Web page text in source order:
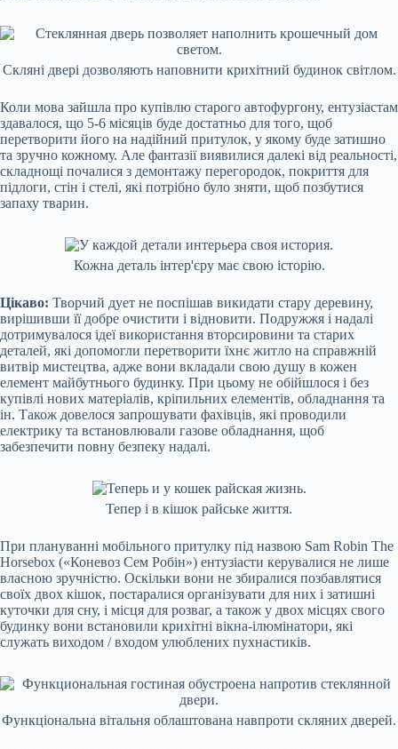
Скляні двері дозволяють наповнити крихітний будинок світлом.
Коли мова зайшла про купівлю старого автофургону, ентузіастам
здавалося, що 5-6 місяців буде достатньо для того, щоб
перетворити його на надійний притулок, у якому буде затишно
та зручно кожному. Але фантазії виявилися далекі від реальності,
складнощі почалися з демонтажу перегородок, покриття для
підлоги, стін і стелі, які потрібно було зняти, щоб позбутися
запаху тварин.
Кожна деталь інтер'єру має свою історію.
Цікаво: Творчий дует не поспішав викидати стару деревину,
вирішивши її добре очистити і відновити. Подружжя і надалі
дотримувалося ідеї використання вторсировини та старих
деталей, які допомогли перетворити їхнє житло на справжній
витвір мистецтва, адже вони вкладали свою душу в кожен
елемент майбутнього будинку. При цьому не обійшлося і без
купівлі нових матеріалів, кріпильних елементів, обладнання та
ін. Також довелося запрошувати фахівців, які проводили
електрику та встановлювали газове обладнання, щоб
забезпечити повну безпеку надалі.
Тепер і в кішок райське життя.
При плануванні мобільного притулку під назвою Sam Robin The
Horsebox («Коневоз Сем Робін») ентузіасти керувалися не лише
власною зручністю. Оскільки вони не збиралися позбавлятися
своїх двох кішок, постаралися організувати для них і затишні
куточки для сну, і місця для розваг, а також у двох місцях свого
будинку вони встановили крихітні вікна-ілюмінатори, які
служать виходом / входом улюблених пухнастиків.
Функціональна вітальня облаштована навпроти скляних дверей.